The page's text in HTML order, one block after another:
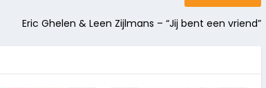
Eric Ghelen & Leen Zijlmans – “Jij bent een vriend”